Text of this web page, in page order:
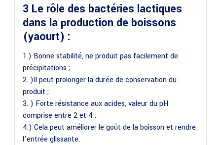
3 Le rôle des bactéries lactiques
dans la production de boissons
(yaourt) :
1.) Bonne stabilité, ne produit pas facilement de
précipitations ;
2. )Il peut prolonger la durée de conservation du
produit ;
3. ) Forte résistance aux acides, valeur du pH
comprise entre 2 et 4 ;
4.) Cela peut améliorer le goût de la boisson et rendre
l'entrée glissante.